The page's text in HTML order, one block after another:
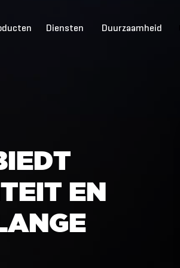
Diensten Duurzaamheid
E DT
T E T E N
AN G E